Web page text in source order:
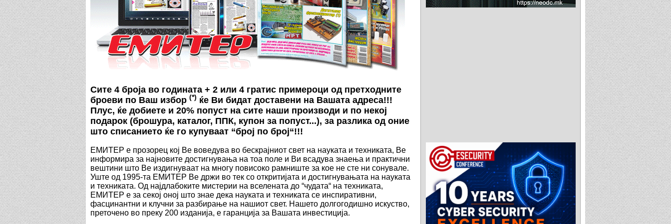
Сите 4 броја во годината + 2 или 4 гратис примероци од претходните
броеви по Ваш избор (*) ќе Ви бидат доставени на Вашата адреса!!!
Плус, ќе добиете и 20% попуст на сите наши производи и по некој
подарок (брошура, каталог, ППК, купон за попуст...), за разлика од оние
што списанието ќе го купуваат “број по број“!!!
ЕМИТЕР е прозорец кој Ве воведува во бескрајниот свет на науката и техниката, Ве
информира за најновите достигнувања на тоа поле и Ви всадува знаења и практични
вештини што Ве издигнуваат на многу повисоко рамниште за кое не сте ни сонувале.
Уште од 1995-та ЕМИТЕР Ве држи во тек со откритијата и достигнувањата на науката
и техниката. Од најдлабоките мистерии на вселената до “чудата“ на техниката,
ЕМИТЕР е за секој оној што знае дека науката и техниката се инспиративни,
фасцинантни и клучни за разбирање на нашиот свет. Нашето долгогодишно искуство,
преточено во преку 200 изданија, е гаранција за Вашата инвестиција.